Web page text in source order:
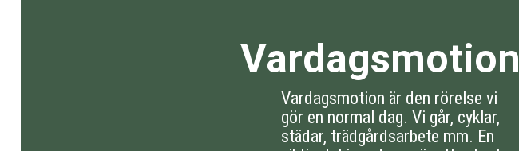
Vardagsmotion
Vardagsmotion är den rörelse vi
gör en normal dag. Vi går, cyklar,
städar, trädgårdsarbete mm. En